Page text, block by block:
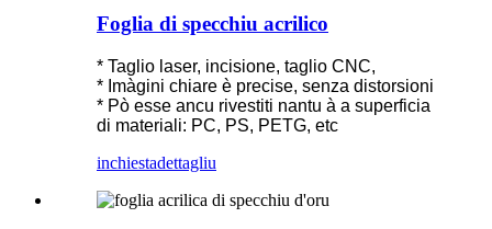
Foglia di specchiu acrilico
* Taglio laser, incisione, taglio CNC,
* Imàgini chiare è precise, senza distorsioni
* Pò esse ancu rivestiti nantu à a superficia
di materiali: PC, PS, PETG, etc
inchiestadettagliu